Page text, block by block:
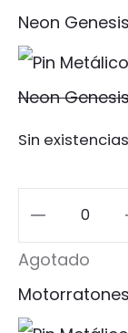
Pin
Neon
Neon
Sin existencias
Neon
Genesis
-
Agotado